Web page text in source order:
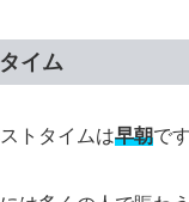
イム
トタイムは早朝です